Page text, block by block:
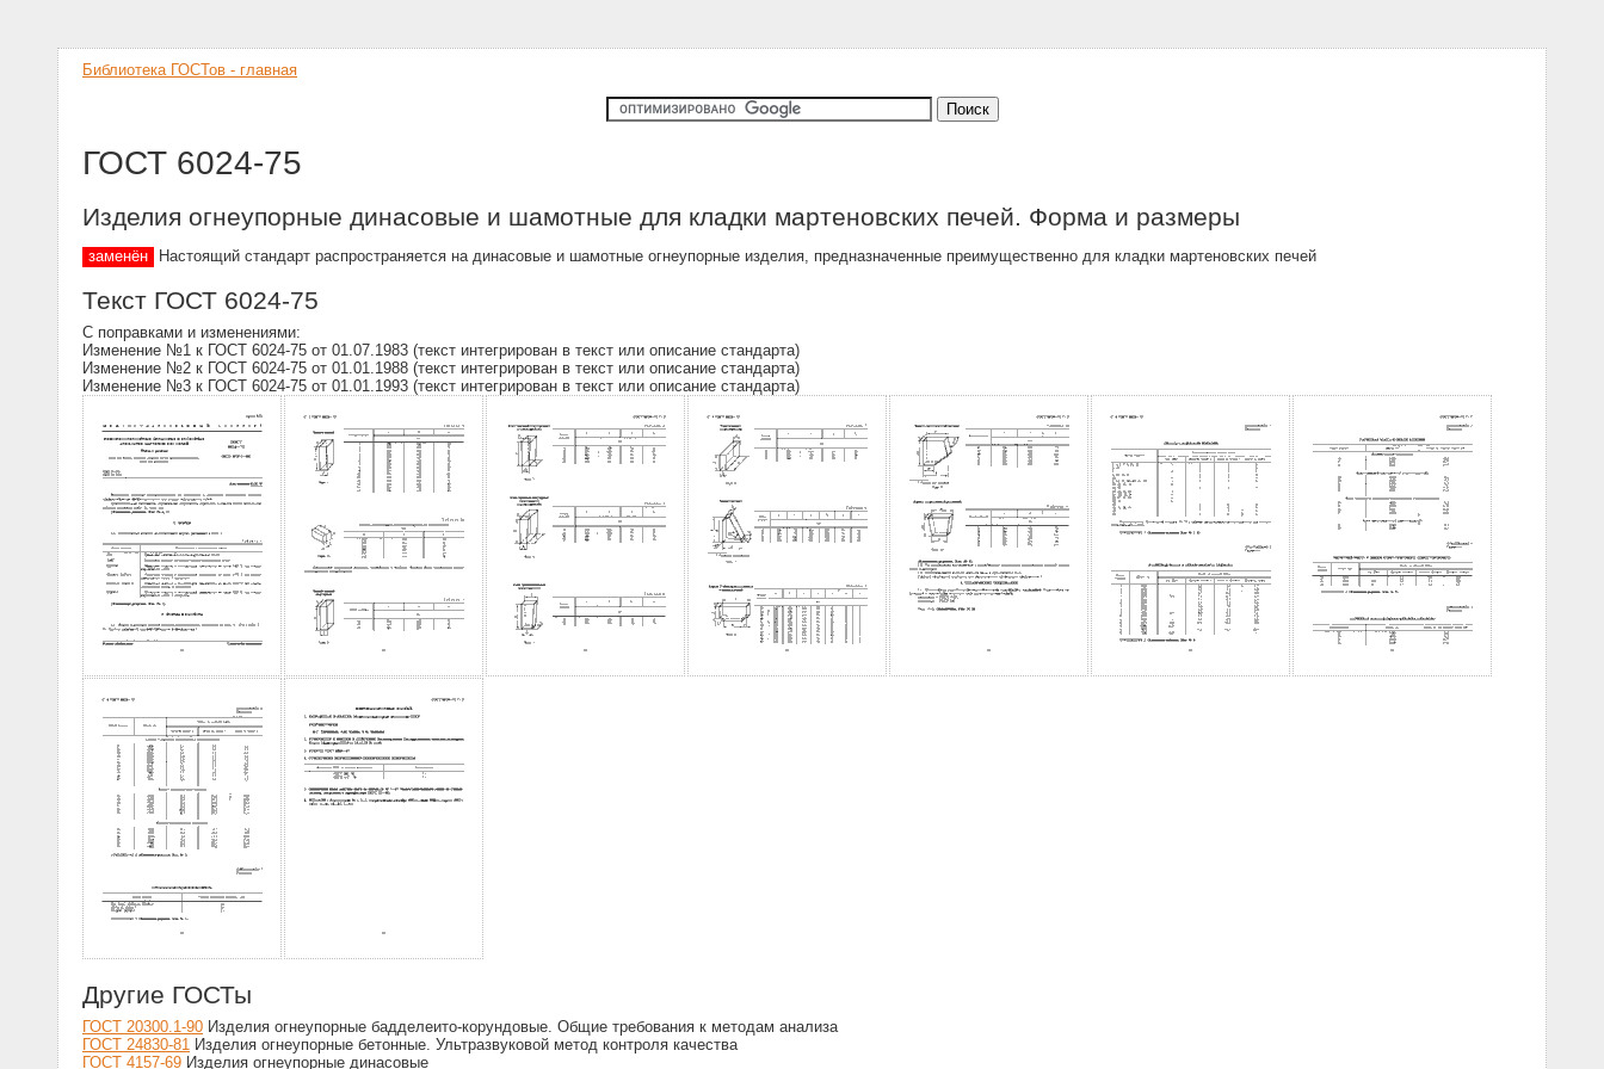
Библиотека ГОСТов - главная
ГОСТ 6024-75
Изделия огнеупорные динасовые и шамотные для кладки мартеновских печей. Форма и размеры
заменён Настоящий стандарт распространяется на динасовые и шамотные огнеупорные изделия, предназначенные преимущественно для кладки мартеновских печей
Текст ГОСТ 6024-75
С поправками и изменениями:
Изменение №1 к ГОСТ 6024-75 от 01.07.1983 (текст интегрирован в текст или описание стандарта)
Изменение №2 к ГОСТ 6024-75 от 01.01.1988 (текст интегрирован в текст или описание стандарта)
Изменение №3 к ГОСТ 6024-75 от 01.01.1993 (текст интегрирован в текст или описание стандарта)
Другие ГОСТы
ГОСТ 20300.1-90 Изделия огнеупорные бадделеито-корундовые. Общие требования к методам анализа
ГОСТ 24830-81 Изделия огнеупорные бетонные. Ультразвуковой метод контроля качества
ГОСТ 4157-69 Изделия огнеупорные динасовые